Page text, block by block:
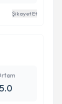
Şikayet Et
5.0